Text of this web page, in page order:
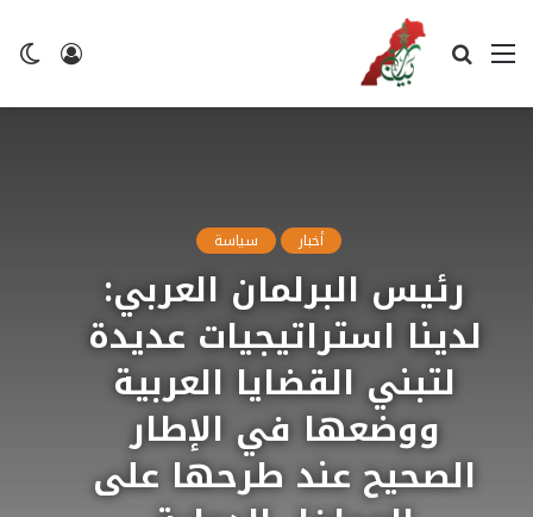
تسجيل
القائمة بحث
أخبار سياسة
رئيس البرلمان العربي:
لدينا استراتيجيات عديدة
لتبني القضايا العربية
ووضعها في الإطار
الصحيح عند طرحها على